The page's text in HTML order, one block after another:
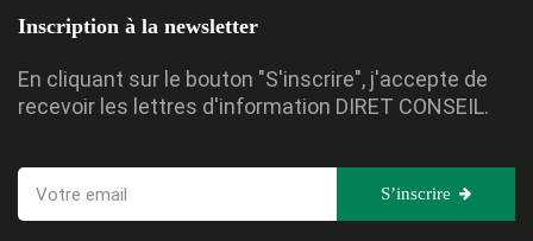
Inscription à la newsletter
En cliquant sur le bouton "S'inscrire", j'accepte de
recevoir les lettres d'information DIRET CONSEIL.
S’inscrire